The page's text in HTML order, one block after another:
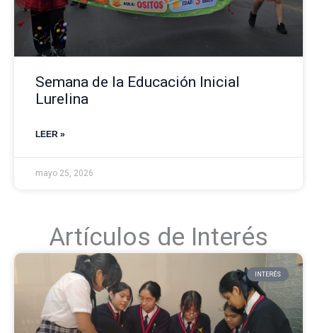
Semana de la Educación Inicial
Lurelina​
LEER »
mayo 25, 2026
Artículos de Interés
INTERÉS